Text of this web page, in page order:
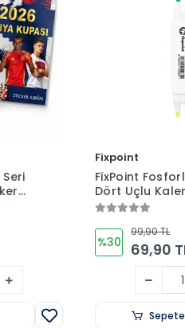
Fixpoint
FixPoint
Dört Uçlu
%30
99,90 TL
69,90
Sepete